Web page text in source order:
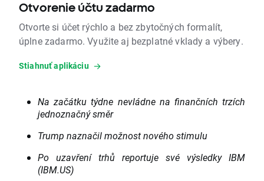
Otvorenie účtu zadarmo
Otvorte si účet rýchlo a bez zbytočných formalít,
úplne zadarmo. Využite aj bezplatné vklady a výbery.
Stiahnuť aplikáciu
Na začátku týdne nevládne na finančních trzích
jednoznačný směr
Trump naznačil možnost nového stimulu
Po uzavření trhů reportuje své výsledky IBM
(IBM.US)